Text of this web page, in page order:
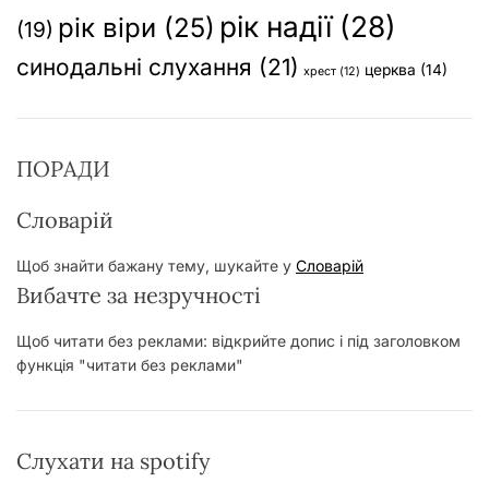
(19) рік віри (25) рік надії(28)
синодальні слухання (21) хрест (12) церква (14)
ПОРАДИ
Словарій
Щоб знайти бажану тему, шукайте у Словарій
Вибачте за незручності
Щоб читати без реклами: відкрийте допис і під заголовком
функція "читати без реклами"
Слухати на spotify